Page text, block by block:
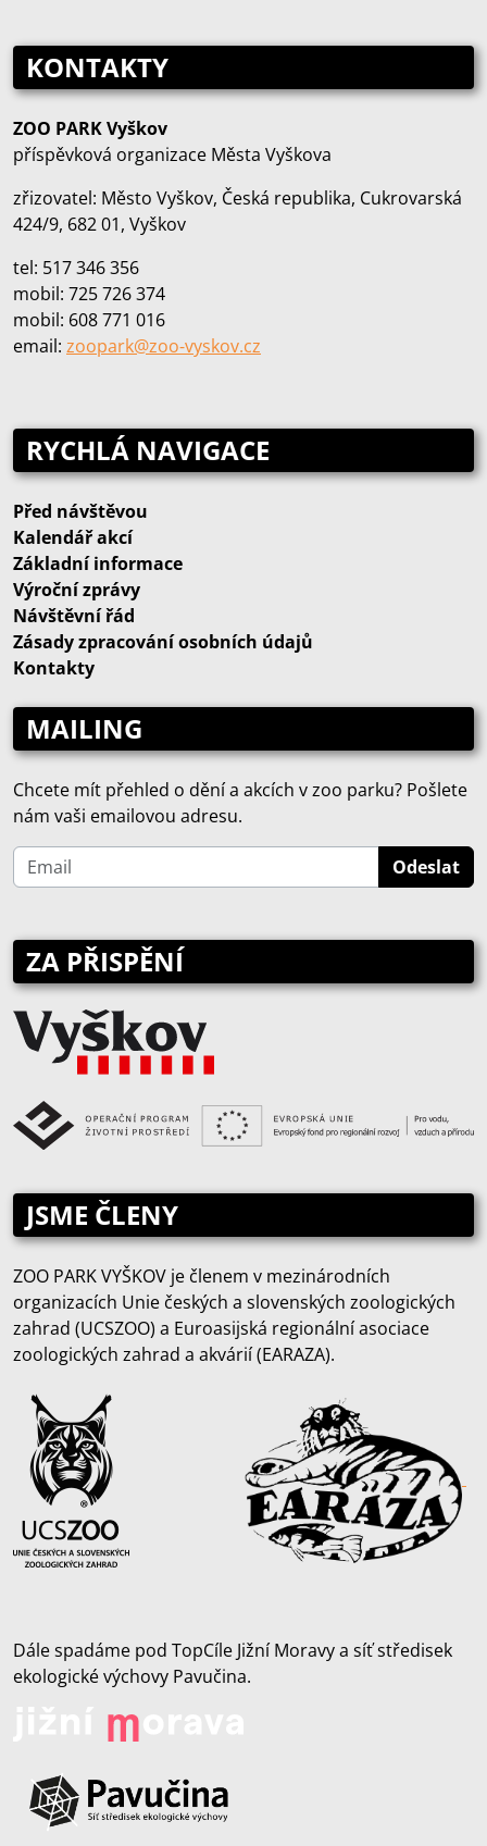
KONTAKTY
ZOO PARK Vyškov
příspěvková organizace Města Vyškova
zřizovatel: Město Vyškov, Česká republika, Cukrovarská
424/9, 682 01, Vyškov
tel: 517 346 356
mobil: 725 726 374
mobil: 608 771 016
email: zoopark@zoo‑vyskov.cz
RYCHLÁ NAVIGACE
Před návštěvou
Kalendář akcí
Základní informace
Výroční zprávy
Návštěvní řád
Zásady zpracování osobních údajů
Kontakty
MAILING
Chcete mít přehled o dění a akcích v zoo parku? Pošlete
nám vaši emailovou adresu.
ZA PŘISPĚNÍ
JSME ČLENY
ZOO PARK VYŠKOV je členem v mezinárodních
organizacích Unie českých a slovenských zoologických
zahrad (UCSZOO) a Euroasijská regionální asociace
zoologických zahrad a akvárií (EARAZA).
Dále spadáme pod TopCíle Jižní Moravy a síť středisek
ekologické výchovy Pavučina.